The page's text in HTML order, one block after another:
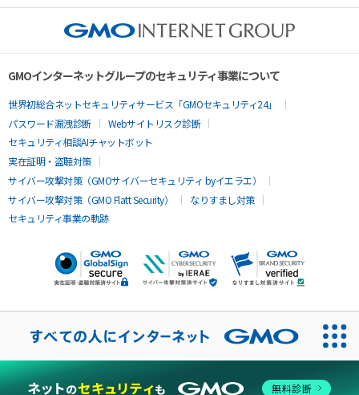
GMOインターネットグループのセキュリティ事業について
世界初総合ネットセキュリティサービス「GMOセキュリティ24」
パスワード漏洩診断
Webサイトリスク診断
セキュリティ相談AIチャットボット
実在証明・盗聴対策
サイバー攻撃対策（GMOサイバーセキュリティ byイエラエ）
サイバー攻撃対策（GMO Flatt Security）
なりすまし対策
セキュリティ事業の軌跡
無料診断